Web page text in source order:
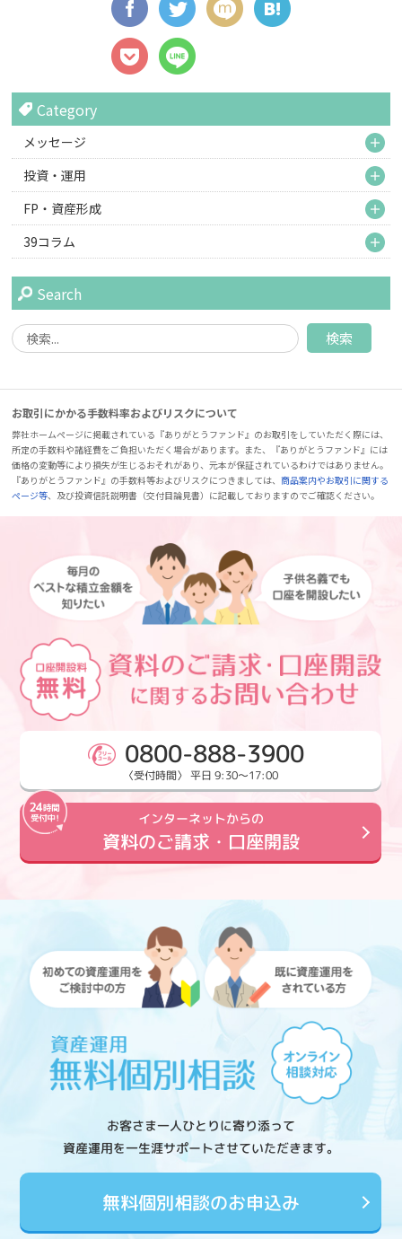
Category
メッセージ
投資・運用
FP・資産形成
39コラム
Search
お取引にかかる手数料率およびリスクについて
弊社ホームページに掲載されている『ありがとうファンド』のお取引をしていただく際には、
所定の手数料や諸経費をご負担いただく場合があります。また、『ありがとうファンド』には
価格の変動等により損失が生じるおそれがあり、元本が保証されているわけではありません。
『ありがとうファンド』の手数料等およびリスクにつきましては、商品案内やお取引に関する
ページ等、及び投資信託説明書（交付目論見書）に記載しておりますのでご確認ください。
0800-888-3900
〈受付時間〉 平日 9:30～17:00
インターネットからの
資料のご請求・口座開設
お客さま一人ひとりに寄り添って
資産運用を一生涯サポートさせていただきます。
無料個別相談のお申込み